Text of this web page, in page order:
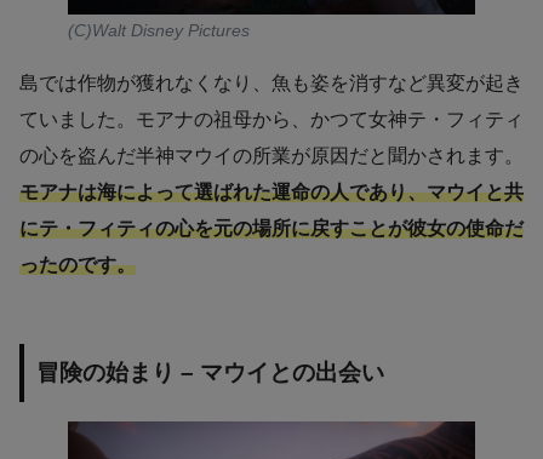
(C)Walt Disney Pictures
島では作物が獲れなくなり、魚も姿を消すなど異変が起き
ていました。モアナの祖母から、かつて女神テ・フィティ
の心を盗んだ半神マウイの所業が原因だと聞かされます。
モアナは海によって選ばれた運命の人であり、マウイと共
にテ・フィティの心を元の場所に戻すことが彼女の使命だ
ったのです。
冒険の始まり – マウイとの出会い